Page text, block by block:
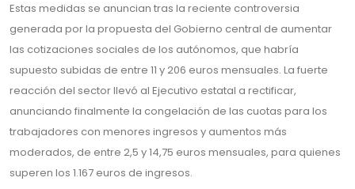
Estas medidas se anuncian tras la reciente controversia
generada por la propuesta del Gobierno central de aumentar
las cotizaciones sociales de los autónomos, que habría
supuesto subidas de entre 11 y 206 euros mensuales. La fuerte
reacción del sector llevó al Ejecutivo estatal a rectificar,
anunciando finalmente la congelación de las cuotas para los
trabajadores con menores ingresos y aumentos más
moderados, de entre 2,5 y 14,75 euros mensuales, para quienes
superen los 1.167 euros de ingresos.